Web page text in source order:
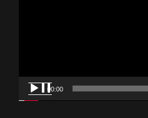
00:00